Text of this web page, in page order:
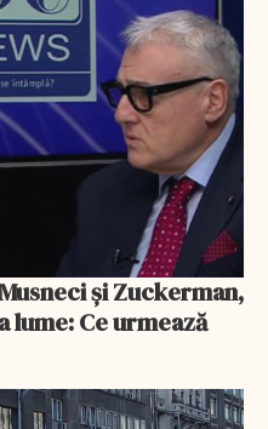
lume: Ce urmează